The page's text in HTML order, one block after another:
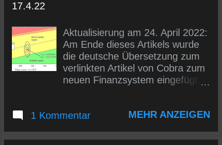
17.4.22
Aktualisierung am 24. April 2022:
Am Ende dieses Artikels wurde
die deutsche Übersetzung zum
verlinkten Artikel von Cobra zum
neuen Finanzsystem eingefügt.
Subquantenanomalien aufgelöst
Bewusstsein entweder in das
1 Kommentar MEHR ANZEIGEN